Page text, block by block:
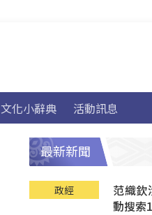
文化小辭典 活動訊息
最新新聞
政經
范織欽
動搜索